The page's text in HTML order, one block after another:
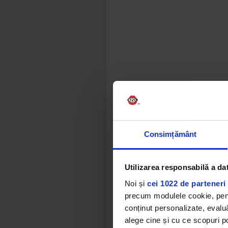
Consimțământ
Utilizarea responsabilă a
Noi și cei 1022 de
precum modulele cookie,
conținut personalizate,
alege cine și cu ce scopuri